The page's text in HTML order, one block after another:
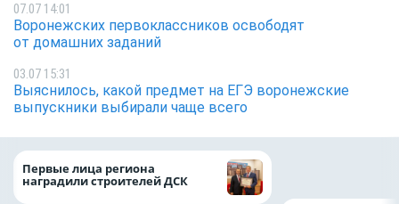
07.07 14:01
Воронежских первоклассников освободят
от домашних заданий
03.07 15:31
Выяснилось, какой предмет на ЕГЭ воронежские
выпускники выбирали чаще всего
Первые лица региона
наградили строителей ДСК